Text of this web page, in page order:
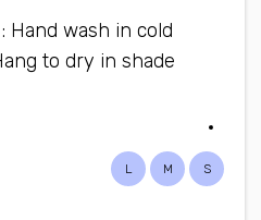
Hand wash in cold
to dry in shade
S
M
L